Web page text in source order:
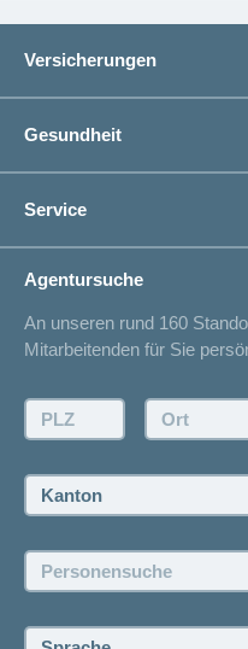
Versicherungen
Zusatzversicherungen
Vorsorge
Ich suche eine Versicherung
Lebenssituation
Sparen bei der Versicherung
Gesundheit
Gesundheitskompass
concordiaMed
Service
Spitalliste
Unfallmeldung
Offertanfrage
Rückruf anfordern
Offene Stellen
Agentursuche
An unseren rund 160
Mitarbeitenden für Sie
PLZ: Ort:
Kanton:
Personensuche:
Sprache: